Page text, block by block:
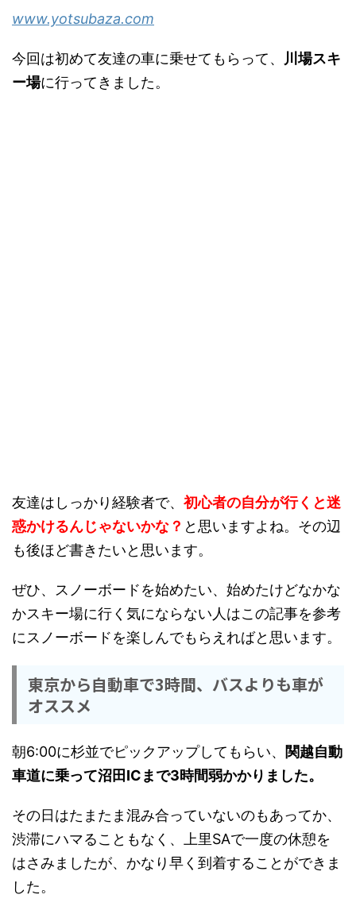
www.yotsubaza.com
今回は初めて友達の車に乗せてもらって、
川場スキ
ー場に行ってきました。
友達はしっかり経験者で、 初心者の自分が行くと迷
惑かけるんじゃないかな？ と思いますよね。その辺
も後ほど書きたいと思います。
ぜひ、スノーボードを始めたい、始めたけどなかな
かスキー場に行く気にならない人はこの記事を参考
にスノーボードを楽しんでもらえればと思います。
東京から自動車で3時間、バスよりも車が
オススメ
朝6:00に杉並でピックアップしてもらい、 関越自動
車道に乗って沼田ICまで3時間弱かかりました。
その日はたまたま混み合っていないのもあってか、
渋滞にハマることもなく、上里SAで一度の休憩を
はさみましたが、かなり早く到着することができま
した。